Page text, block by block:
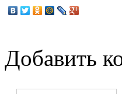
Добавить